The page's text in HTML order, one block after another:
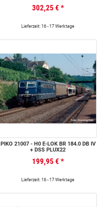
302,25 € *
Lieferzeit: 16 - 17 Werktage
PIKO 21007 - H0 E-LOK BR 184.0 DB IV
+ DSS PLUX22
199,95 € *
Lieferzeit: 16 - 17 Werktage